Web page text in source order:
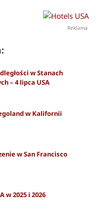
Reklama
w Stanach
– 4 lipca USA
w Kalifornii
w San Francisco
w 2025 i 2026